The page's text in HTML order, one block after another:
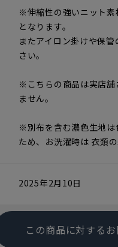
※伸縮性の強いニット素
となります。
またアイロン掛けや保
さい。
※こちらの商品は実店舗
ません。
※別布を含む濃色生地は
ため、お洗濯時は 衣類
2025年2月10日
この商品に対する